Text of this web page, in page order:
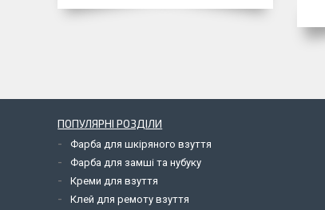
ПОПУЛЯРНІ РОЗДІЛИ
Фарба для шкіряного взуття
Фарба для замші та нубуку
Креми для взуття
Клей для ремоту взуття